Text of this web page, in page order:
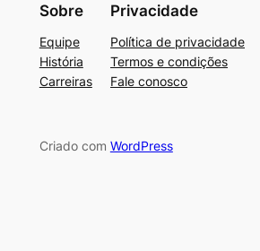
Sobre
Equipe
História
Carreiras
Privacidade
Política de privacidade
Termos e condições
Fale conosco
Criado com WordPress